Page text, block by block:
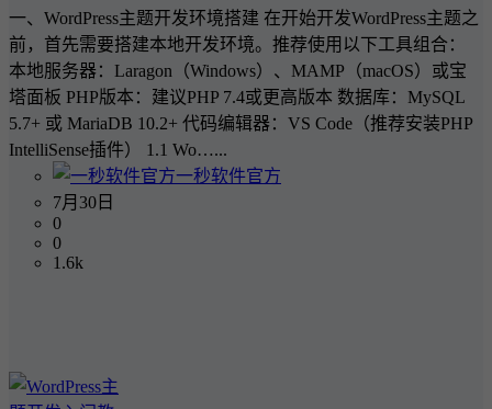
一、WordPress主题开发环境搭建 在开始开发WordPress主题之
前，首先需要搭建本地开发环境。推荐使用以下工具组合：
本地服务器：Laragon（Windows）、MAMP（macOS）或宝
塔面板 PHP版本：建议PHP 7.4或更高版本 数据库：MySQL
5.7+ 或 MariaDB 10.2+ 代码编辑器：VS Code（推荐安装PHP
IntelliSense插件） 1.1 Wo…...
一秒软件官方
7月30日
0
0
1.6k